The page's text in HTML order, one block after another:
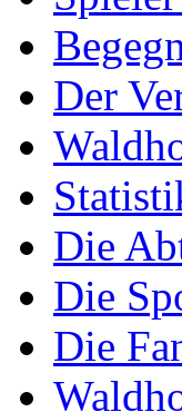
Der
Die
Die
Die